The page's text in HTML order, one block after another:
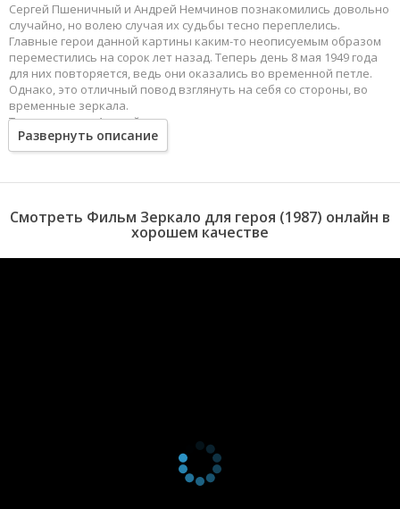
Сергей Пшеничный и Андрей Немчинов познакомились довольно
случайно, но волею случая их судьбы тесно переплелись.
Главные герои данной картины каким-то неописуемым образом
переместились на сорок лет назад. Теперь день 8 мая 1949 года
для них повторяется, ведь они оказались во временной петле.
Однако, это отличный повод взглянуть на себя со стороны, во
временные зеркала.
Так, например, Андрей может предотвратить трагедию, ведь от
его молниеносного решения зависит судьба людей, находящихся
в обветшавшей шахте. А Сергей встречает своих родителей в
Развернуть описание
Смотреть Фильм Зеркало для героя (1987) онлайн в
хорошем качестве